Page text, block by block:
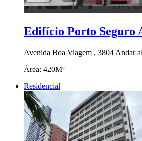
Edifício Porto Seguro
Avenida Boa Viagem , 3804 Andar
Área: 420M²
Residencial